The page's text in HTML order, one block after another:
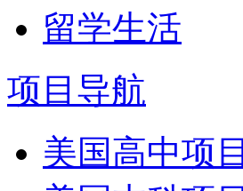
留学生活
项目导航
美国高中项目